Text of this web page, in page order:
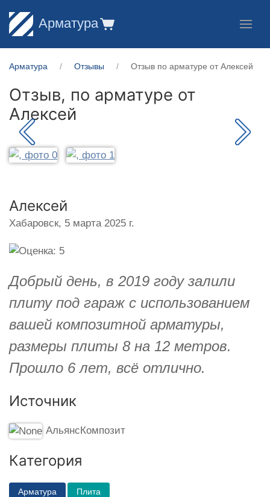
Арматура
Арматура Отзывы Отзыв по арматуре от Алексей
Отзыв, по арматуре от
Алексей
Алексей
Хабаровск, 5 марта 2025 г.
Добрый день, в 2019 году залили
плиту под гараж с использованием
вашей композитной арматуры,
размеры плиты 8 на 12 метров.
Прошло 6 лет, всё отлично.
Источник
АльянсКомпозит
Категория
Арматура Плита